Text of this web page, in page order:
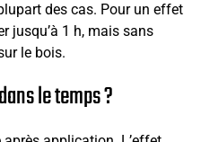
des cas. Pour un effet
jusqu’à 1 h, mais sans
le bois.
le temps ?